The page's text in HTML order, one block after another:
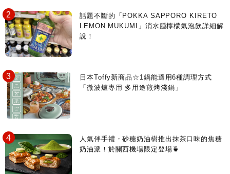
話題不斷的「POKKA SAPPORO KIRETO
LEMON MUKUMI」消水腫檸檬氣泡飲詳細解
說！
日本Toffy新商品☆1鍋能適用6種調理方式
「微波爐專用 多用途煎烤淺鍋」
人氣伴手禮・砂糖奶油樹推出抹茶口味的焦糖
奶油派！於關西機場限定登場🍵